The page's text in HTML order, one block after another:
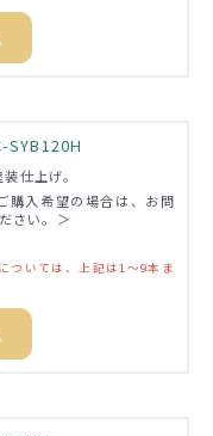
SYB120H
仕上げ。
購入希望の場合は、お問
さい。＞
ついては、上記は1～9本ま